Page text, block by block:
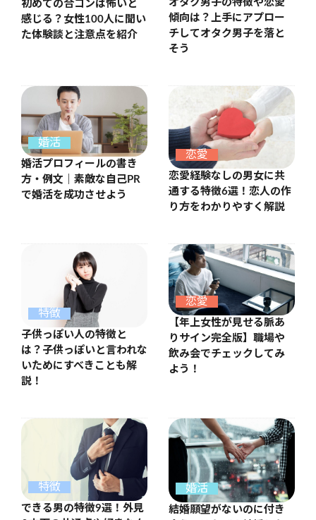
初めての合コンは怖いと
感じる？女性100人に聞い
た体験談と注意点を紹介
オタク男子の特徴や恋愛
傾向は？上手にアプロー
チしてオタク男子を落と
そう
婚活
婚活プロフィールの書き
方・例文｜素敵な自己PR
で婚活を成功させよう
恋愛
恋愛経験なしの男女に共
通する特徴6選！恋人の作
り方をわかりやすく解説
特徴
子供っぽい人の特徴と
は？子供っぽいと言われな
いためにすべきことも解
説！
恋愛
【年上女性が見せる脈あ
りサイン完全版】職場や
飲み会でチェックしてみ
よう！
特徴
できる男の特徴9選！外見
婚活
結婚願望がないのに付き